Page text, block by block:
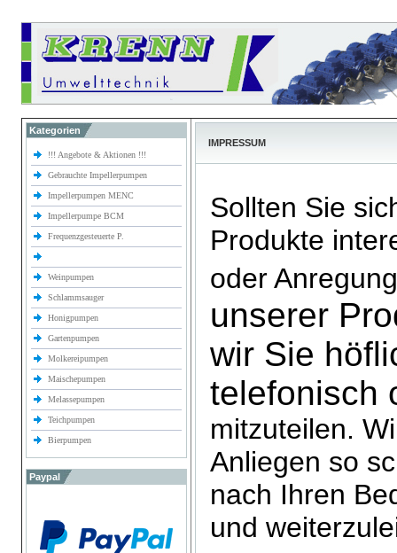
Kategorien
!!! Angebote & Aktionen !!!
Gebrauchte Impellerpumpen
Impellerpumpen MENC
Impellerpumpe BCM
Frequenzgesteuerte P.
Weinpumpen
Schlammsauger
Honigpumpen
Gartenpumpen
Molkereipumpen
Maischepumpen
Melassepumpen
Teichpumpen
Bierpumpen
Paypal
IMPRESSUM
Sollten Sie
Produkte
oder
unserer
wir Sie
telefonisch
mitzuteilen.
Anliegen so
nach Ihren
und